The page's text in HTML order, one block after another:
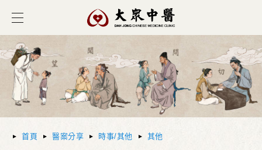
首頁 醫案分享 時事/其他 其他